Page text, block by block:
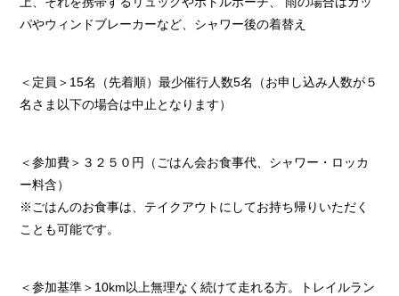
パやウィンドブレーカーなど、シャワー後の着替え
＜定員＞15名（先着順）最少催行人数5名（お申し込み人数が５
名さま以下の場合は中止となります）
＜参加費＞３２５０円（ごはん会お食事代、シャワー・ロッカ
ー料含）
※ごはんのお食事は、テイクアウトにしてお持ち帰りいただく
ことも可能です。
＜参加基準＞10km以上無理なく続けて走れる方。トレイルラン